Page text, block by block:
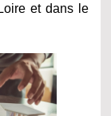
et dans le